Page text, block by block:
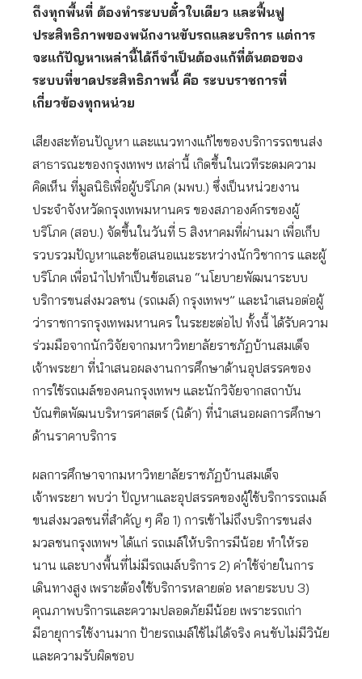
ถึงทุกพื้นที่ ต้องทำระบบตั๋วใบเดียว และฟื้นฟู
ประสิทธิภาพของพนักงานขับรถและบริการ แต่การ
จะแก้ปัญหาเหล่านี้ได้ก็จำเป็นต้องแก้ที่ต้นตอของ
ระบบที่ขาดประสิทธิภาพนี้ คือ ระบบราชการที่
เกี่ยวข้องทุกหน่วย
เสียงสะท้อนปัญหา และแนวทางแก้ไขของบริการรถขนส่ง
สาธารณะของกรุงเทพฯ เหล่านี้ เกิดขึ้นในเวทีระดมความ
คิดเห็น ที่มูลนิธิเพื่อผู้บริโภค (มพบ.) ซึ่งเป็นหน่วยงาน
ประจำจังหวัดกรุงเทพมหานคร ของสภาองค์กรของผู้
บริโภค (สอบ.) จัดขึ้นในวันที่ 5 สิงหาคมที่ผ่านมา เพื่อเก็บ
รวบรวมปัญหาและข้อเสนอแนะระหว่างนักวิชาการ และผู้
บริโภค เพื่อนำไปทำเป็นข้อเสนอ “นโยบายพัฒนาระบบ
บริการขนส่งมวลชน (รถเมล์) กรุงเทพฯ” และนำเสนอต่อผู้
ว่าราชการกรุงเทพมหานคร ในระยะต่อไป ทั้งนี้ ได้รับความ
ร่วมมือจากนักวิจัยจากมหาวิทยาลัยราชภัฏบ้านสมเด็จ
เจ้าพระยา ที่นำเสนอผลงานการศึกษาด้านอุปสรรคของ
การใช้รถเมล์ของคนกรุงเทพฯ และนักวิจัยจากสถาบัน
บัณฑิตพัฒนบริหารศาสตร์ (นิด้า) ที่นำเสนอผลการศึกษา
ด้านราคาบริการ
ผลการศึกษาจากมหาวิทยาลัยราชภัฏบ้านสมเด็จ
เจ้าพระยา พบว่า ปัญหาและอุปสรรคของผู้ใช้บริการรถเมล์
ขนส่งมวลชนที่สำคัญ ๆ คือ 1) การเข้าไม่ถึงบริการขนส่ง
มวลชนกรุงเทพฯ ได้แก่ รถเมล์ให้บริการมีน้อย ทำให้รอ
นาน และบางพื้นที่ไม่มีรถเมล์บริการ 2) ค่าใช้จ่ายในการ
เดินทางสูง เพราะต้องใช้บริการหลายต่อ หลายระบบ 3)
คุณภาพบริการและความปลอดภัยมีน้อย เพราะรถเก่า
มีอายุการใช้งานมาก ป้ายรถเมล์ใช้ไม่ได้จริง คนขับไม่มีวินัย
และความรับผิดชอบ